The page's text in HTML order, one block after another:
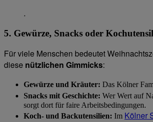
.
5. Gewürze, Snacks oder
Für viele Menschen bedeutet
diese nützlichen Gimmicks:
Gewürze und Kräuter: Das Kölner
Snacks mit Geschichte: Wer Wert auf
sorgt dort für faire Arbeitsbedingungen.
Koch- und Backutensilien: Im Kölner